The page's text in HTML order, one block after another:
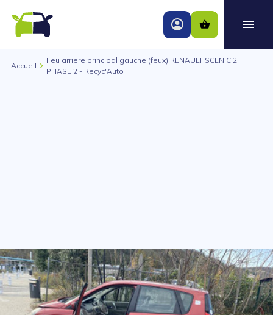
Accueil
Feu arriere principal gauche (feux) RENAULT SCENIC 2
PHASE 2 - Recyc'Auto